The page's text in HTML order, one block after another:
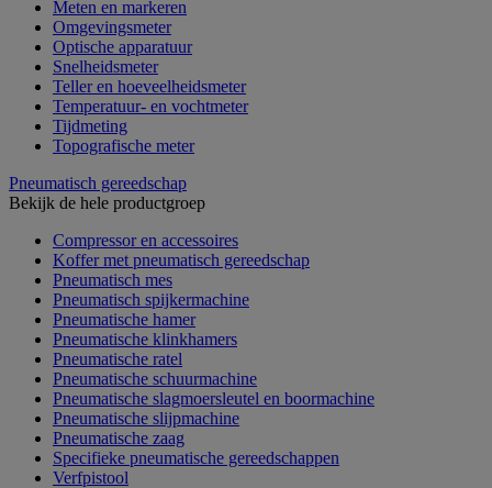
Meten en markeren
Omgevingsmeter
Optische apparatuur
Snelheidsmeter
Teller en hoeveelheidsmeter
Temperatuur- en vochtmeter
Tijdmeting
Topografische meter
Pneumatisch gereedschap
Bekijk de hele productgroep
Compressor en accessoires
Koffer met pneumatisch gereedschap
Pneumatisch mes
Pneumatisch spijkermachine
Pneumatische hamer
Pneumatische klinkhamers
Pneumatische ratel
Pneumatische schuurmachine
Pneumatische slagmoersleutel en boormachine
Pneumatische slijpmachine
Pneumatische zaag
Specifieke pneumatische gereedschappen
Verfpistool